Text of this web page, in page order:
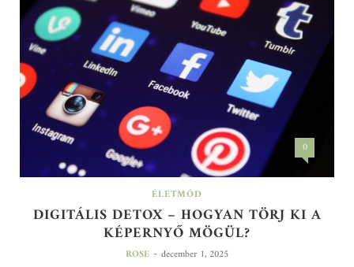
0
ÉLETMÓD
DIGITÁLIS DETOX – HOGYAN TÖRJ KI A
KÉPERNYŐ MÖGÜL?
ROSE - december 1, 2025